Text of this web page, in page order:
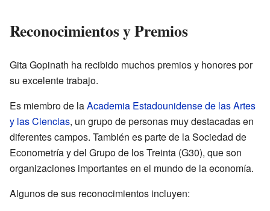
Reconocimientos y Premios
Gita Gopinath ha recibido muchos premios y honores por
su excelente trabajo.
Es miembro de laAcademia Estadounidense de las Artes
y las Ciencias, un grupo de personas muy destacadas en
diferentes campos. También es parte de la Sociedad de
Econometría y del Grupo de los Treinta (G30), que son
organizaciones importantes en el mundo de la economía.
Algunos de sus reconocimientos incluyen: